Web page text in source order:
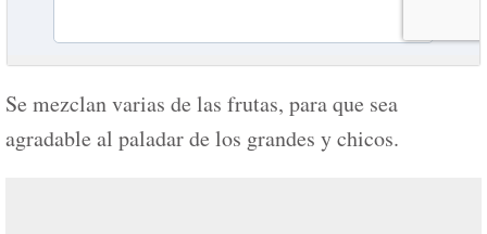
Se mezclan varias de las frutas, para que sea
agradable al paladar de los grandes y chicos.